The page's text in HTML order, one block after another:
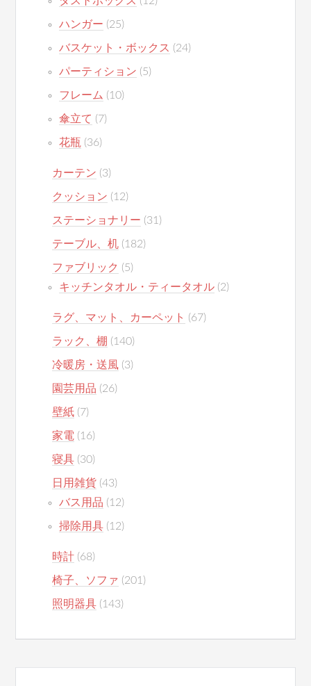
ハンガー (25)
バスケット・ボックス (24)
パーティション (5)
フレーム (10)
傘立て (7)
花瓶 (36)
カーテン (3)
クッション (12)
ステーショナリー (31)
テーブル、机 (182)
ファブリック (5)
キッチンタオル・ティータオル (2)
ラグ、マット、カーペット (67)
ラック、棚 (140)
冷暖房・送風 (3)
園芸用品 (26)
壁紙 (7)
家電 (16)
寝具 (30)
日用雑貨 (43)
バス用品 (12)
掃除用具 (12)
時計 (68)
椅子、ソファ (201)
照明器具 (143)